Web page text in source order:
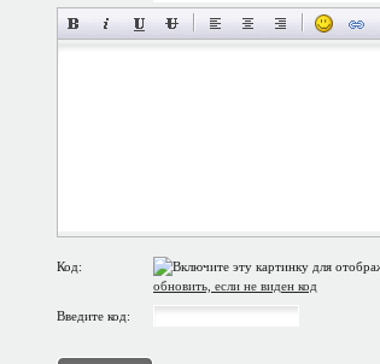
Код:
обновить, если не виден код
Введите код: